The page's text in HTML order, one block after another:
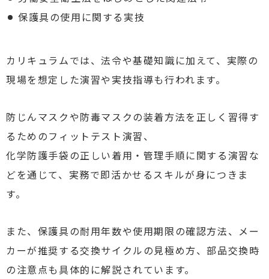
保護具の使用に関する実技
カリキュラムでは、法令や基礎知識に加えて、実際の
現場を想定した演習や実技指導も行われます。
防じんマスクや防毒マスクの装着方法を正しく習得す
るためのフィットテスト演習、
化学防護手袋の正しい着用・管理手順に関する演習な
どを通じて、実務で即活かせるスキルが身につきま
す。
また、保護具の耐用年数や使用期限の確認方法、メー
カーが推奨する交換サイクルの見極め方、部品交換時
の注意点も具体的に解説されています。